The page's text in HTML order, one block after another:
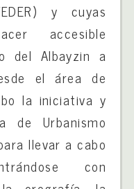
y cuyas
accesible
del Albayzin a
el área de
la iniciativa y
de Urbanismo
llevar a cabo
con